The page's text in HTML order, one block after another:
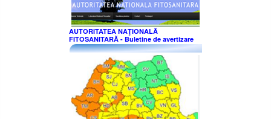
AUTORITATEA NAŢIONALĂ
FITOSANITARĂ - Buletine de avertizare